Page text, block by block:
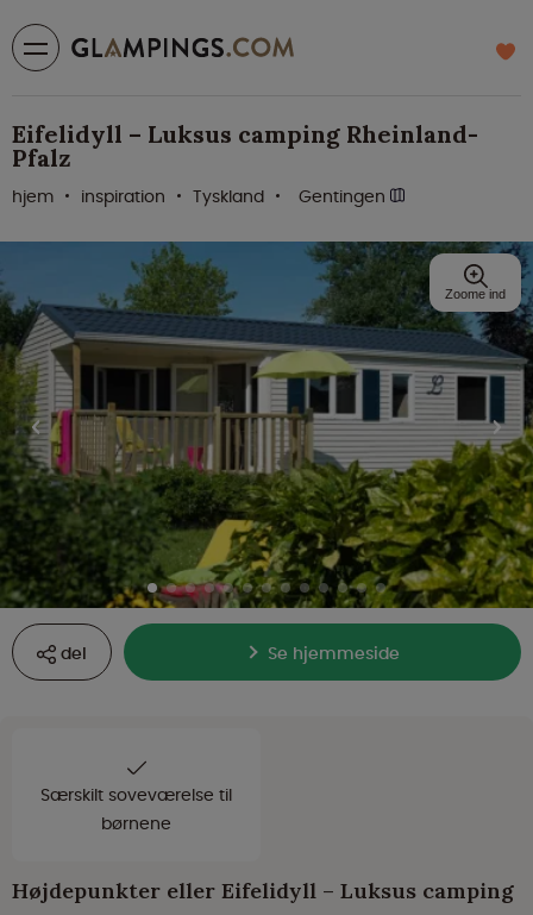
Eifelidyll – Luksus camping Rheinland-
Pfalz
hjem inspiration Tyskland Gentingen
del Se hjemmeside
Zoome ind
Særskilt soveværelse til
børnene
Højdepunkter eller Eifelidyll – Luksus camping